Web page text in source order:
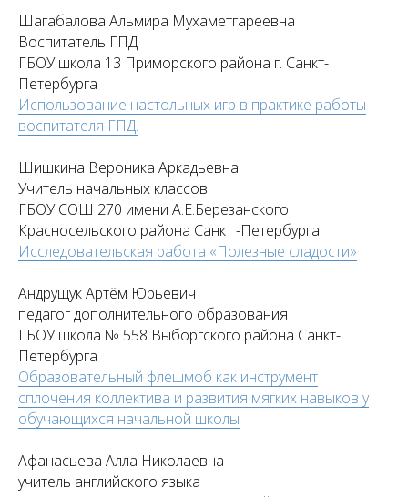
Шагабалова Альмира Мухаметгареевна
Воспитатель ГПД
ГБОУ школа 13 Приморского района г. Санкт-
Петербурга
Использование настольных игр в практике работы
воспитателя ГПД.
Шишкина Вероника Аркадьевна
Учитель начальных классов
ГБОУ СОШ 270 имени А.Е.Березанского
Красносельского района Санкт -Петербурга
Исследовательская работа «Полезные сладости»
Андрущук Артём Юрьевич
педагог дополнительного образования
ГБОУ школа № 558 Выборгского района Санкт-
Петербурга
Образовательный флешмоб как инструмент
сплочения коллектива и развития мягких навыков у
обучающихся начальной школы
Афанасьева Алла Николаевна
учитель английского языка